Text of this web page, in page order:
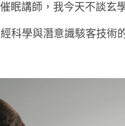
眠講師，我今天不談玄
科學與潛意識駭客技術